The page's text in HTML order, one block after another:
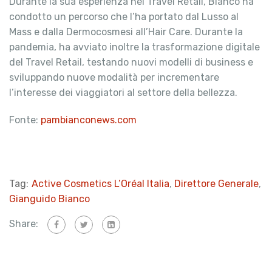
condotto un percorso che l’ha portato dal Lusso al
Mass e dalla Dermocosmesi all’Hair Care. Durante la
pandemia, ha avviato inoltre la trasformazione digitale
del Travel Retail, testando nuovi modelli di business e
sviluppando nuove modalità per incrementare
l’interesse dei viaggiatori al settore della bellezza.
Fonte: pambianconews.com
Tag: Active Cosmetics L’Oréal Italia, Direttore Generale,
Gianguido Bianco
Share: